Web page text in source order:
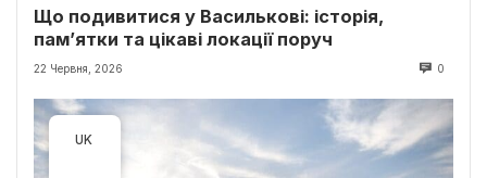
Що подивитися у Василькові: історія,
пам’ятки та цікаві локації поруч
22 Червня, 2026 0
UK